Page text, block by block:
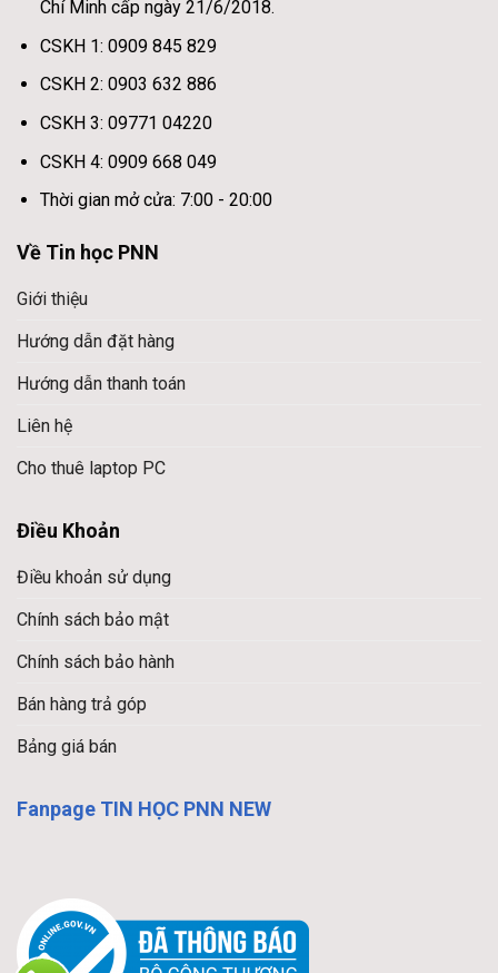
Chí Minh cấp ngày 21/6/2018.
CSKH 1: 0909 845 829
CSKH 2: 0903 632 886
CSKH 3: 09771 04220
CSKH 4: 0909 668 049
Thời gian mở cửa: 7:00 - 20:00
Về Tin học PNN
Giới thiệu
Hướng dẫn đặt hàng
Hướng dẫn thanh toán
Liên hệ
Cho thuê laptop PC
Điều Khoản
Điều khoản sử dụng
Chính sách bảo mật
Chính sách bảo hành
Bán hàng trả góp
Bảng giá bán
Fanpage TIN HỌC PNN NEW